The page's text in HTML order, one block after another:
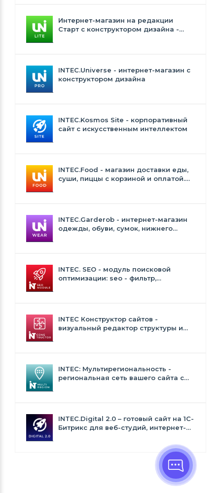
Интернет-магазин на редакции
Старт с конструктором дизайна -
INTEC.Universe - интернет-магазин с
конструктором дизайна
INTEC.Kosmos Site - корпоративный
сайт с искусственным интеллектом
INTEC.Food - магазин доставки еды,
суши, пиццы с корзиной и оплатой.
INTEC.Garderob - интернет-магазин
одежды, обуви, сумок, нижнего
INTEC. SEO - модуль поисковой
оптимизации: seo - фильтр,
INTEC Конструктор сайтов -
визуальный редактор структуры и
INTEC: Мультирегиональность -
региональная сеть вашего сайта с
INTEC.Digital 2.0 – готовый сайт на 1C-
Битрикс для веб-студий, интернет-